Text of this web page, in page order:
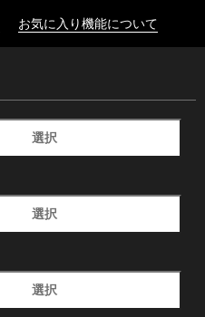
お気に入り機能について
選択
選択
選択